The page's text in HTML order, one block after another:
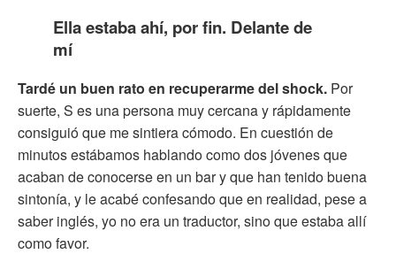
Ella estaba ahí, por fin. Delante de
mí
Tardé un buen rato en recuperarme del shock. Por
suerte, S es una persona muy cercana y rápidamente
consiguió que me sintiera cómodo. En cuestión de
minutos estábamos hablando como dos jóvenes que
acaban de conocerse en un bar y que han tenido buena
sintonía, y le acabé confesando que en realidad, pese a
saber inglés, yo no era un traductor, sino que estaba allí
como favor.